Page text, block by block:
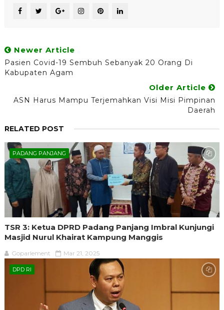
Newer Article
Pasien Covid-19 Sembuh Sebanyak 20 Orang Di
Kabupaten Agam
Older Article
ASN Harus Mampu Terjemahkan Visi Misi Pimpinan
Daerah
RELATED POST
PADANG PANJANG
TSR 3: Ketua DPRD Padang Panjang Imbral Kunjungi
Masjid Nurul Khairat Kampung Manggis
Goparlement Mar 21, 2025
DPD RI